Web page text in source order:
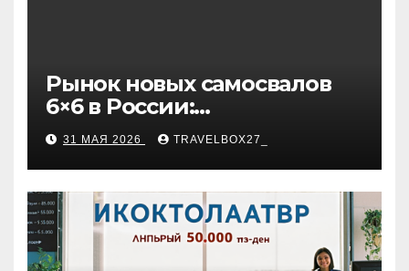
Рынок новых самосвалов
6×6 в России:
характеристики и цены
31 МАЯ 2026 TRAVELBOX27_